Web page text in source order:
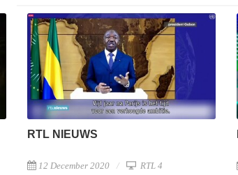
RTL NIEUWS
12 December 2020 RTL 4